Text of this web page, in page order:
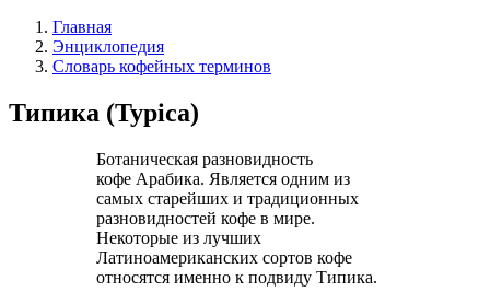
Главная
Энциклопедия
Словарь кофейных терминов
Типика (Typica)
Ботаническая разновидность
кофе Арабика. Является одним из
самых старейших и традиционных
разновидностей кофе в мире.
Некоторые из лучших
Латиноамериканских сортов кофе
относятся именно к подвиду Типика.